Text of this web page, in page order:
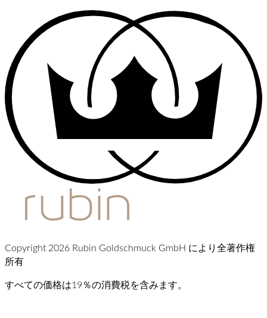
Copyright 2026 Rubin Goldschmuck GmbH により全著作権
所有
すべての価格は19％の消費税を含みます。